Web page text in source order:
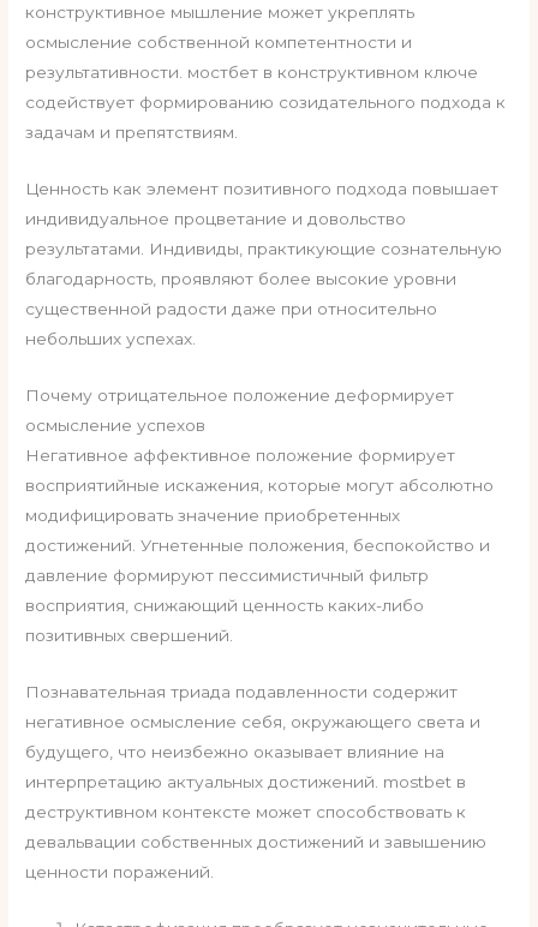
конструктивное мышление может укреплять
осмысление собственной компетентности и
результативности. мостбет в конструктивном ключе
содействует формированию созидательного подхода к
задачам и препятствиям.
Ценность как элемент позитивного подхода повышает
индивидуальное процветание и довольство
результатами. Индивиды, практикующие сознательную
благодарность, проявляют более высокие уровни
существенной радости даже при относительно
небольших успехах.
Почему отрицательное положение деформирует
осмысление успехов
Негативное аффективное положение формирует
восприятийные искажения, которые могут абсолютно
модифицировать значение приобретенных
достижений. Угнетенные положения, беспокойство и
давление формируют пессимистичный фильтр
восприятия, снижающий ценность каких-либо
позитивных свершений.
Познавательная триада подавленности содержит
негативное осмысление себя, окружающего света и
будущего, что неизбежно оказывает влияние на
интерпретацию актуальных достижений. mostbet в
деструктивном контексте может способствовать к
девальвации собственных достижений и завышению
ценности поражений.